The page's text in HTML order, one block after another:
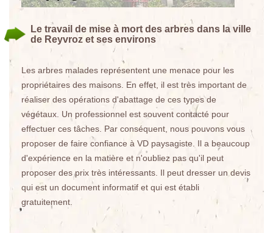
Le travail de mise à mort des arbres dans la ville
de Reyvroz et ses environs
Les arbres malades représentent une menace pour les
propriétaires des maisons. En effet, il est très important de
réaliser des opérations d'abattage de ces types de
végétaux. Un professionnel est souvent contacté pour
effectuer ces tâches. Par conséquent, nous pouvons vous
proposer de faire confiance à VD paysagiste. Il a beaucoup
d'expérience en la matière et n'oubliez pas qu'il peut
proposer des prix très intéressants. Il peut dresser un devis
qui est un document informatif et qui est établi
gratuitement.